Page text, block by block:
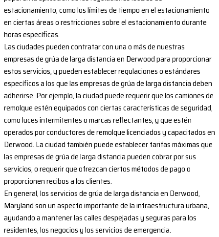
estacionamiento, como los límites de tiempo en el estacionamiento
en ciertas áreas o restricciones sobre el estacionamiento durante
horas específicas.
Las ciudades pueden contratar con una o más de nuestras
empresas de grúa de larga distancia en Derwood para proporcionar
estos servicios, y pueden establecer regulaciones o estándares
específicos a los que las empresas de grúa de larga distancia deben
adherirse. Por ejemplo, la ciudad puede requerir que los camiones de
remolque estén equipados con ciertas características de seguridad,
como luces intermitentes o marcas reflectantes, y que estén
operados por conductores de remolque licenciados y capacitados en
Derwood. La ciudad también puede establecer tarifas máximas que
las empresas de grúa de larga distancia pueden cobrar por sus
servicios, o requerir que ofrezcan ciertos métodos de pago o
proporcionen recibos a los clientes.
En general, los servicios de grúa de larga distancia en Derwood,
Maryland son un aspecto importante de la infraestructura urbana,
ayudando a mantener las calles despejadas y seguras para los
residentes, los negocios y los servicios de emergencia.